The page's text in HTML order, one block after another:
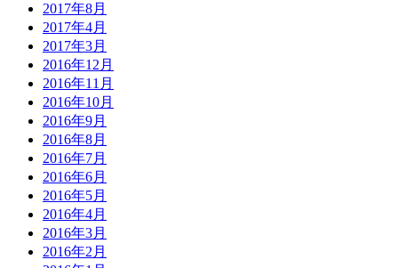
2017年8月
2017年4月
2017年3月
2016年12月
2016年11月
2016年10月
2016年9月
2016年8月
2016年7月
2016年6月
2016年5月
2016年4月
2016年3月
2016年2月